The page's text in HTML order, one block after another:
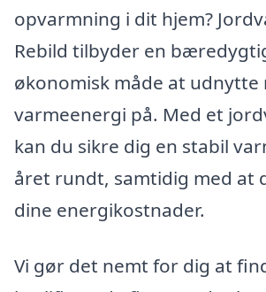
opvarmning i dit hjem?
Rebild tilbyder en
økonomisk måde at udnytte
varmeenergi på. Med et
kan du sikre dig en stabil
året rundt, samtidig med at
dine energikostnader.
Vi gør det nemt for dig at